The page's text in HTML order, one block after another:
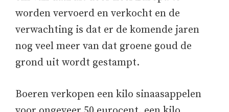
worden vervoerd en verkocht en de
verwachting is dat er de komende jaren
nog veel meer van dat groene goud de
grond uit wordt gestampt.
Boeren verkopen een kilo sinaasappelen